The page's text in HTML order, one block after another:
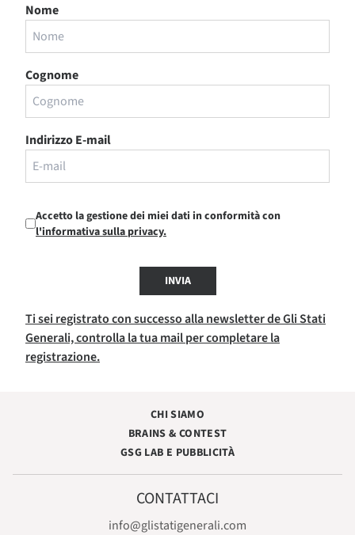
Nome
Cognome
Indirizzo E-mail
Accetto la gestione dei miei dati in conformità con
l'informativa sulla privacy.
INVIA
Ti sei registrato con successo alla newsletter de Gli Stati
Generali, controlla la tua mail per completare la
registrazione.
CHI SIAMO
BRAINS & CONTEST
GSG LAB E PUBBLICITÀ
CONTATTACI
info@glistatigenerali.com